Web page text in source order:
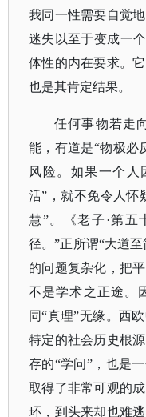
我同一性需要自觉
迷失以至于变成一
体性的内在要求。
也是其肯定结果。
任何事物若走
能，有道是“物极必
风险。如果一个人
活”，就不免令人怀
慧”。《老子·第五
径。”正所谓“大道
的问题复杂化，把
不是学术之正途。
同“真理”无缘。西
特定的社会历史根
存的“学问”，也是
取得了非常可观的
环，到头来却也难